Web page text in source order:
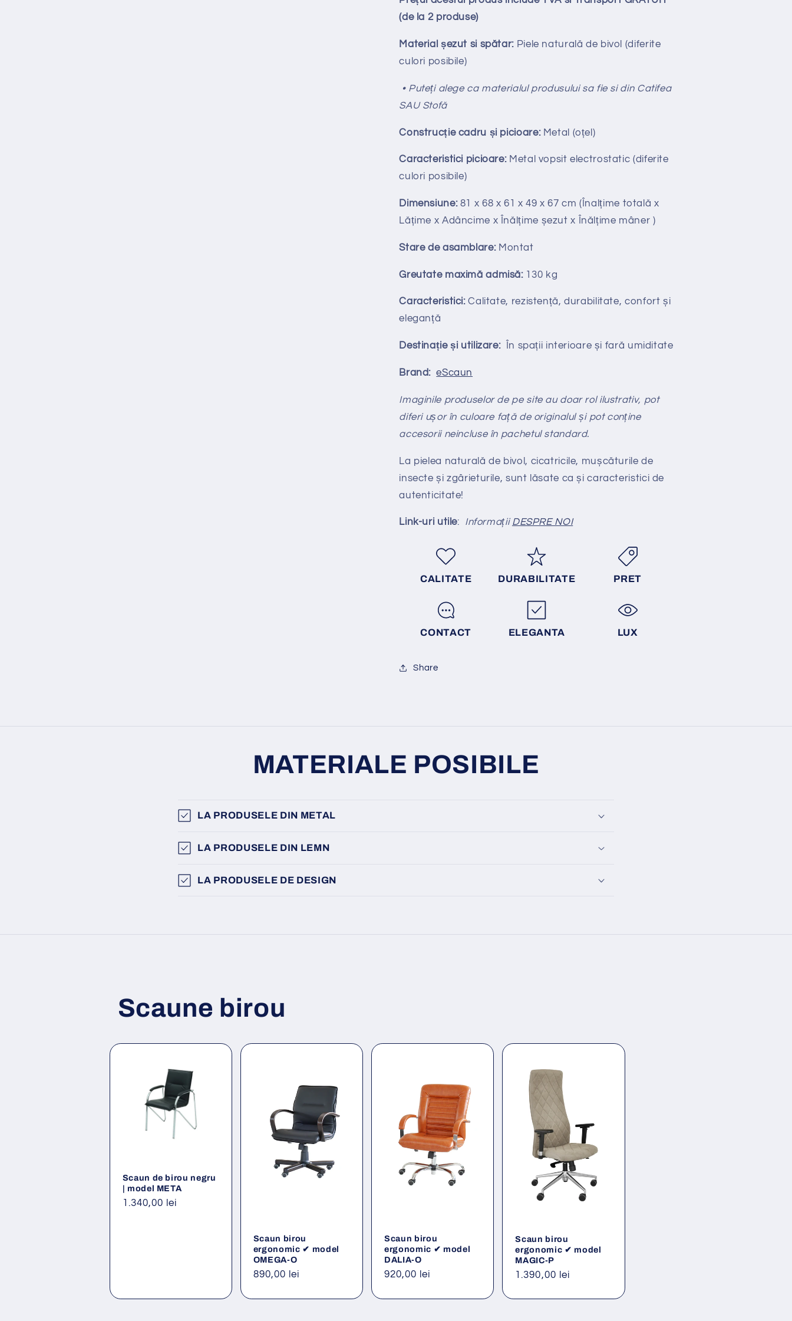
(de la 2 produse)
Material șezut si spătar: Piele naturală de bivol (diferite
culori posibile)
• Puteți alege ca materialul produsului sa fie si din Catifea
SAU Stofă
Construcție cadru și picioare:Metal (oțel)
Caracteristici picioare: Metal vopsit electrostatic (diferite
culori posibile)
Dimensiune: 81 x 68 x 61 x 49 x 67 cm(Înalțime totală x
Lățime x Adâncime x Înălțime șezut x Înălțime mâner )
Stare de asamblare: Montat
Greutate maximă admisă: 130 kg
Caracteristici:Calitate, rezistență, durabilitate, confort și
eleganță
Destinație și utilizare:În spații interioare și fară umiditate
Brand:eScaun
Imaginile produselor de pe site au doar rol ilustrativ, pot
diferi ușor în culoare față de originalul și pot conține
accesorii neincluse în pachetul standard.
La pielea naturală de bivol, cicatricile, mușcăturile de
insecte și zgârieturile, sunt lăsate ca și caracteristici de
autenticitate!
Link-uri utile: Informații DESPRE NOI
CALITATE DURABILITATE PRET
CONTACT ELEGANTA LUX
Share
MATERIALE POSIBILE
LA PRODUSELE DIN METAL
LA PRODUSELE DIN LEMN
LA PRODUSELE DE DESIGN
Scaune birou
Scaun de birou negru
| model META
Preț
1.340,00 lei
Scaun birou
ergonomic ✔ model
OMEGA-O
Preț
890,00 lei
Scaun birou
ergonomic ✔ model
DALIA-O
Preț
920,00 lei
Scaun birou
ergonomic ✔ model
MAGIC-P
Preț
1.390,00 lei